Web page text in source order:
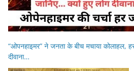
“ओपनहाइमर” ने जनता के बीच मचाया कोलाहल,
दीवाना…